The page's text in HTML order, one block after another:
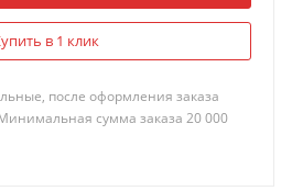
в 1 клик
после оформления заказа
сумма заказа 20 000